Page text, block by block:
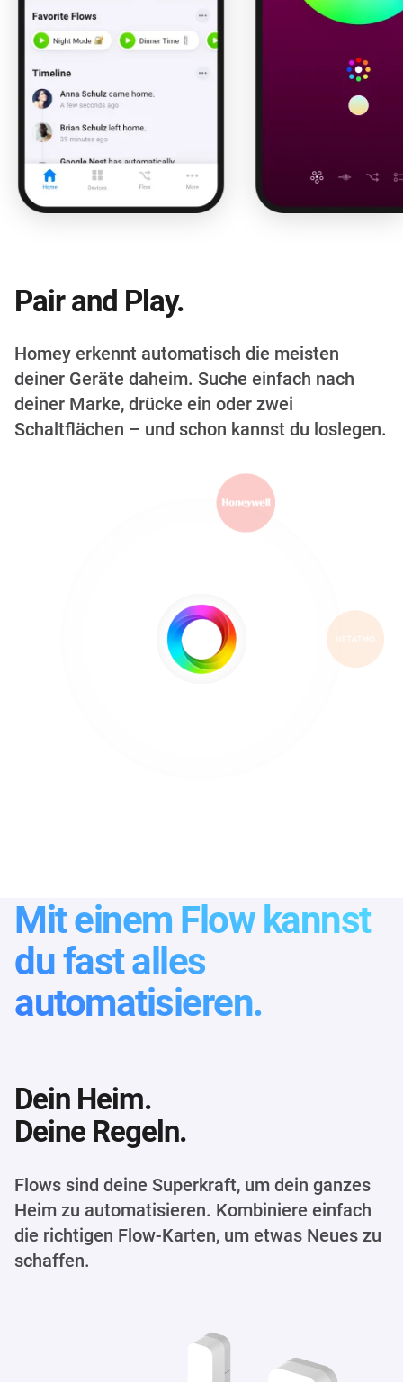
Pair and Play.
Homey erkennt automatisch die meisten
deiner Geräte daheim. Suche einfach nach
deiner Marke, drücke ein oder zwei
Schaltflächen – und schon kannst du loslegen.
Mit einem Flow kannst
du fast alles
automatisieren.
Dein Heim.
Deine Regeln.
Flows sind deine Superkraft, um dein ganzes
Heim zu automatisieren. Kombiniere einfach
die richtigen Flow-Karten, um etwas Neues zu
schaffen.